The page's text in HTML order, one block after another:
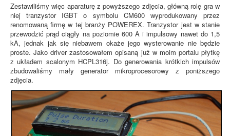
Zestawiliśmy więc aparaturę z powyższego zdjęcia, główną rolę gra w
niej tranzystor IGBT o symbolu CM600 wyprodukowany przez
renomowaną firmę w tej branży POWEREX. Tranzystor jest w stanie
przewodzić prąd ciągły na poziomie 600 A i impulsowy nawet do 1,5
kA, jednak jak się niebawem okaże jego wysterowanie nie będzie
proste. Jako driver zastosowałem opisaną już w moim portalu płytkę
z układem scalonym HCPL316j. Do generowania krótkich impulsów
zbudowaliśmy mały generator mikroprocesorowy z poniższego
zdjęcia.